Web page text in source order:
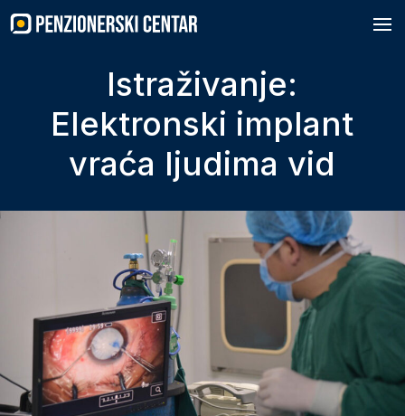
to
content
Istraživanje:
Elektronski implant
vraća ljudima vid